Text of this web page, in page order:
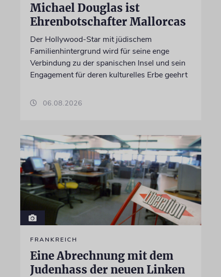
Michael Douglas ist
Ehrenbotschafter Mallorcas
Der Hollywood-Star mit jüdischem
Familienhintergrund wird für seine enge
Verbindung zu der spanischen Insel und sein
Engagement für deren kulturelles Erbe geehrt
06.08.2026
FRANKREICH
Eine Abrechnung mit dem
Judenhass der neuen Linken